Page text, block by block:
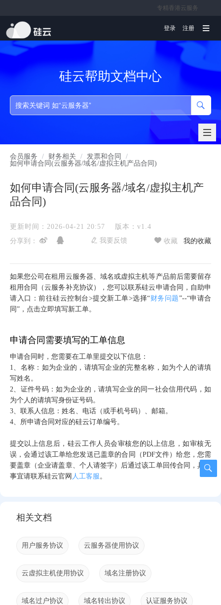
专精香港云服务
文档
登录 注册
硅云帮助文档中心
会员服务 / 财务相关 / 发票和合同
/
如何申请合同(云服务器/域名/虚拟主机产品合同)
如何申请合同(云服务器/域名/虚拟主机产
品合同)
更新时间：2026-04-21 20:57
版本：v1.4
分享到：
我要反馈 收藏 我的收藏
如果您公司在租用云服务器、域名或虚拟主机等产品前后需要留存
租用合同（云服务补充协议），您可以联系硅云申请合同，自助申
请入口：前往硅云控制台>提交新工单>选择“财务问题”--“申请合
同”，点击立即填写新工单。
申请合同需要填写的工单信息
申请合同时，您需要在工单里提交以下信息：
1、名称：如为企业的，请填写企业的完整名称，如为个人的请填
写姓名。
2、证件号码：如为企业的，请填写企业的同一社会信用代码，如
为个人的请填写身份证号码。
3、联系人信息：姓名、电话（或手机号码）、邮箱。
4、所申请合同对应的硅云订单编号。
提交以上信息后，硅云工作人员会审核您的以上信息，如审核无
误，会通过该工单给您发送已盖章的合同（PDF文件）给您，您需
要盖章（企业请盖章、个人请签字）后通过该工单回传合同，具体
事宜请联系硅云官网 人工客服。
相关文档
用户服务协议 云服务器使用协议
云虚拟主机使用协议 域名注册协议
域名过户协议 域名转出协议 认证服务协议